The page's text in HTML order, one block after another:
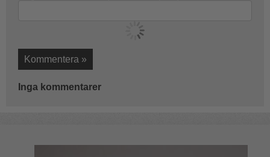
Kommentera »
Inga kommentarer